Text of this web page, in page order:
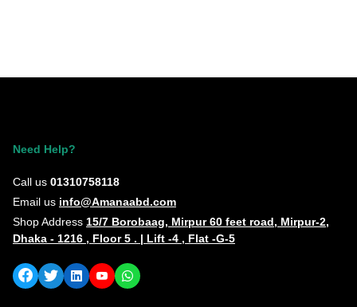
Need Help?
Call us 01310758118
Email us info@Amanaabd.com
Shop Address 15/7 Borobaag, Mirpur 60 feet road, Mirpur-2,
Dhaka - 1216 , Floor 5 . | Lift -4 , Flat -G-5